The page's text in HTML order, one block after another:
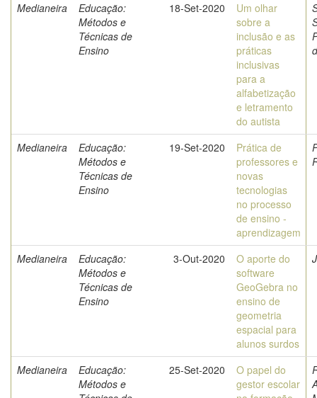
Medianeira
Educação:
Métodos e
Técnicas de
Ensino
18-Set-2020
Um olhar
sobre a
inclusão e as
práticas
inclusivas
para a
alfabetização
e letramento
do autista
Medianeira
Educação:
Métodos e
Técnicas de
Ensino
19-Set-2020
Prática de
professores e
novas
tecnologias
no processo
de ensino ­
aprendizagem
Medianeira
Educação:
Métodos e
Técnicas de
Ensino
3-Out-2020
O aporte do
software
GeoGebra no
ensino de
geometria
espacial para
alunos surdos
Medianeira
Educação:
Métodos e
25-Set-2020
O papel do
gestor escolar